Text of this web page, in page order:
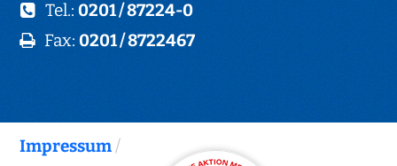
Tel.:0201 / 87224-0
Fax:0201 / 8722467
Impressum/